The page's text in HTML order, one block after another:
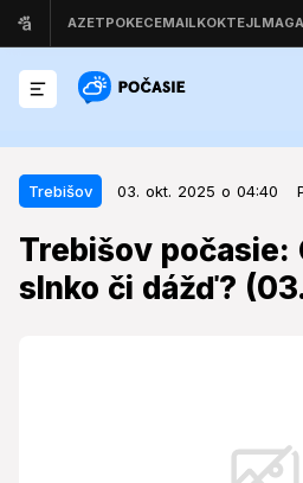
Trebišov 03. okt. 2025 o 04:40
Trebišov počasie:
slnko či dážď?
Trebišov 03. okt. 2025 o 04:40
Trebišov počasie:
či dážď? (03. 10.